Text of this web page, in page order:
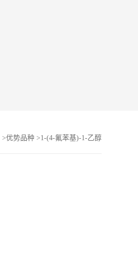
>优势品种 >1-(4-氟苯基)-1-乙醇